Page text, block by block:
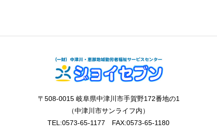
〒508-0015 岐阜県中津川市手賀野172番地の1
（中津川市サンライフ内）
TEL:0573-65-1177 FAX:0573-65-1180